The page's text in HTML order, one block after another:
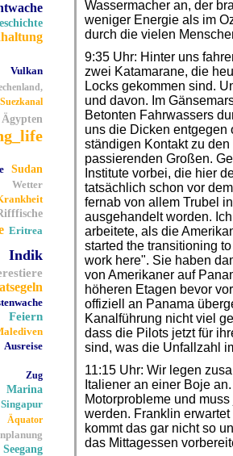
Vulkan
Suezkanal
Ägypten
Sudan
Wetter
Eritrea
Indik
Feiern
Ausreise
Zug
Marina
Singapur
Äquator
Seegang
Wassermacher an, der
weniger Energie als im
durch die vielen
9:35 Uhr: Hinter uns
zwei Katamarane, die
Locks gekommen sind.
und davon. Im
Betonten Fahrwassers
uns die Dicken entgegen
ständigen Kontakt zu
passierenden Großen.
Institute vorbei, die hier
tatsächlich schon vor
fernab von allem Trubel
ausgehandelt worden.
arbeitete, als die
started the transitioning
work here". Sie haben
von Amerikaner auf
höheren Etagen bevor
offiziell an Panama
Kanalführung nicht viel
dass die Pilots jetzt für
sind, was die Unfallzahl
11:15 Uhr: Wir legen
Italiener an einer Boje
Motorprobleme und
werden. Franklin
kommt das gar nicht so
das Mittagessen